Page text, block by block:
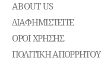
ABOUT US
ΔΙΑΦΗΜΙΣΤΕΊΤΕ
ΌΡΟΙ ΧΡΉΣΗΣ
ΠΟΛΙΤΙΚΉ ΑΠΟΡΡΉΤΟΥ